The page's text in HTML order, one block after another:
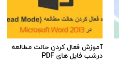
آموزش فعال کردن حالت مطالعه
درشب فایل های PDF